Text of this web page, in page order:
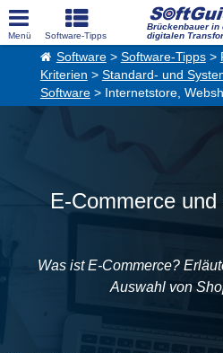
Brückenbauer in
digitalen
Software> Software-Tipps>
Kriterien > Standard- und
Software> Internetstore,
E-Commerce
Was ist E-Commerce?
Auswahl von